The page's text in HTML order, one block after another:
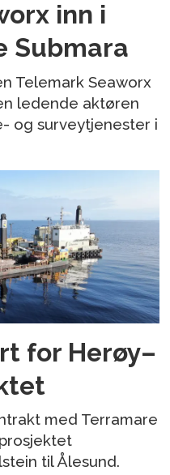
inn i
Submara
Telemark Seaworx
ledende aktøren
og surveytjenester i
for Herøy–
med Terramare
til Ålesund.